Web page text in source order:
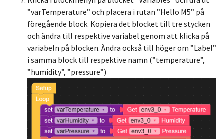
”varTemperature” och placera i rutan ”Hello M5” på
föregående block. Kopiera det blocket till tre stycken
och ändra till respektive variabel genom att klicka på
variabeln på blocken. Ändra också till höger om ”Label”
i samma block till respektive namn (”temperature”,
”humidity”, ”pressure”)